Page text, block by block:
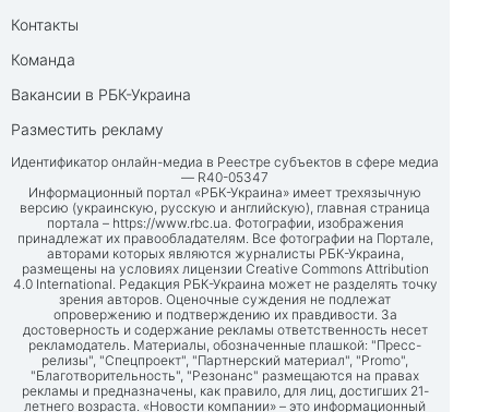
Контакты
Команда
Вакансии в РБК-Украина
Разместить рекламу
Идентификатор онлайн-медиа в Реестре субъектов в сфере медиа
— R40-05347
Информационный портал «РБК-Украина» имеет трехязычную
версию (украинскую, русскую и английскую), главная страница
портала – https://www.rbc.ua. Фотографии, изображения
принадлежат их правообладателям. Все фотографии на Портале,
авторами которых являются журналисты РБК-Украина,
размещены на условиях лицензии Creative Commons Attribution
4.0 International. Редакция РБК-Украина может не разделять точку
зрения авторов. Оценочные суждения не подлежат
опровержению и подтверждению их правдивости. За
достоверность и содержание рекламы ответственность несет
рекламодатель. Материалы, обозначенные плашкой: "Пресс-
релизы", "Спецпроект", "Партнерский материал", "Promo",
"Благотворительность", "Резонанс" размещаются на правах
рекламы и предназначены, как правило, для лиц, достигших 21-
летнего возраста. «Новости компании» – это информационный